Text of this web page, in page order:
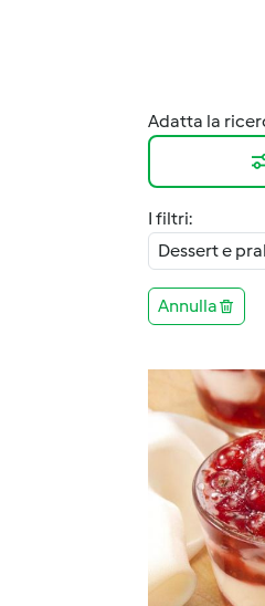
Adatta la
I filtri:
Dessert e
Annulla